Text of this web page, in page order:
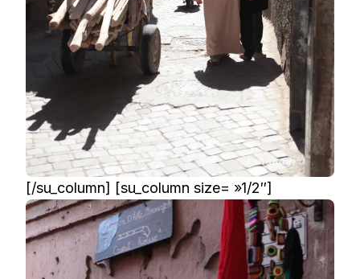
[/su_column] [su_column size= »1/2″]